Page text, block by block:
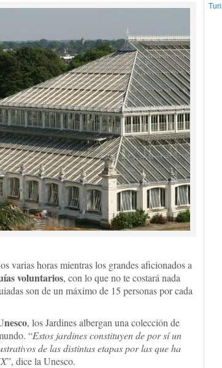
varias horas mientras los grandes aficionados a
voluntarios, con lo que no te costará nada
son de un máximo de 15 personas por cada
, los Jardines albergan una colección de
“Estos jardines constituyen de por sí un
de las distintas etapas por las que ha
”, dice la Unesco.